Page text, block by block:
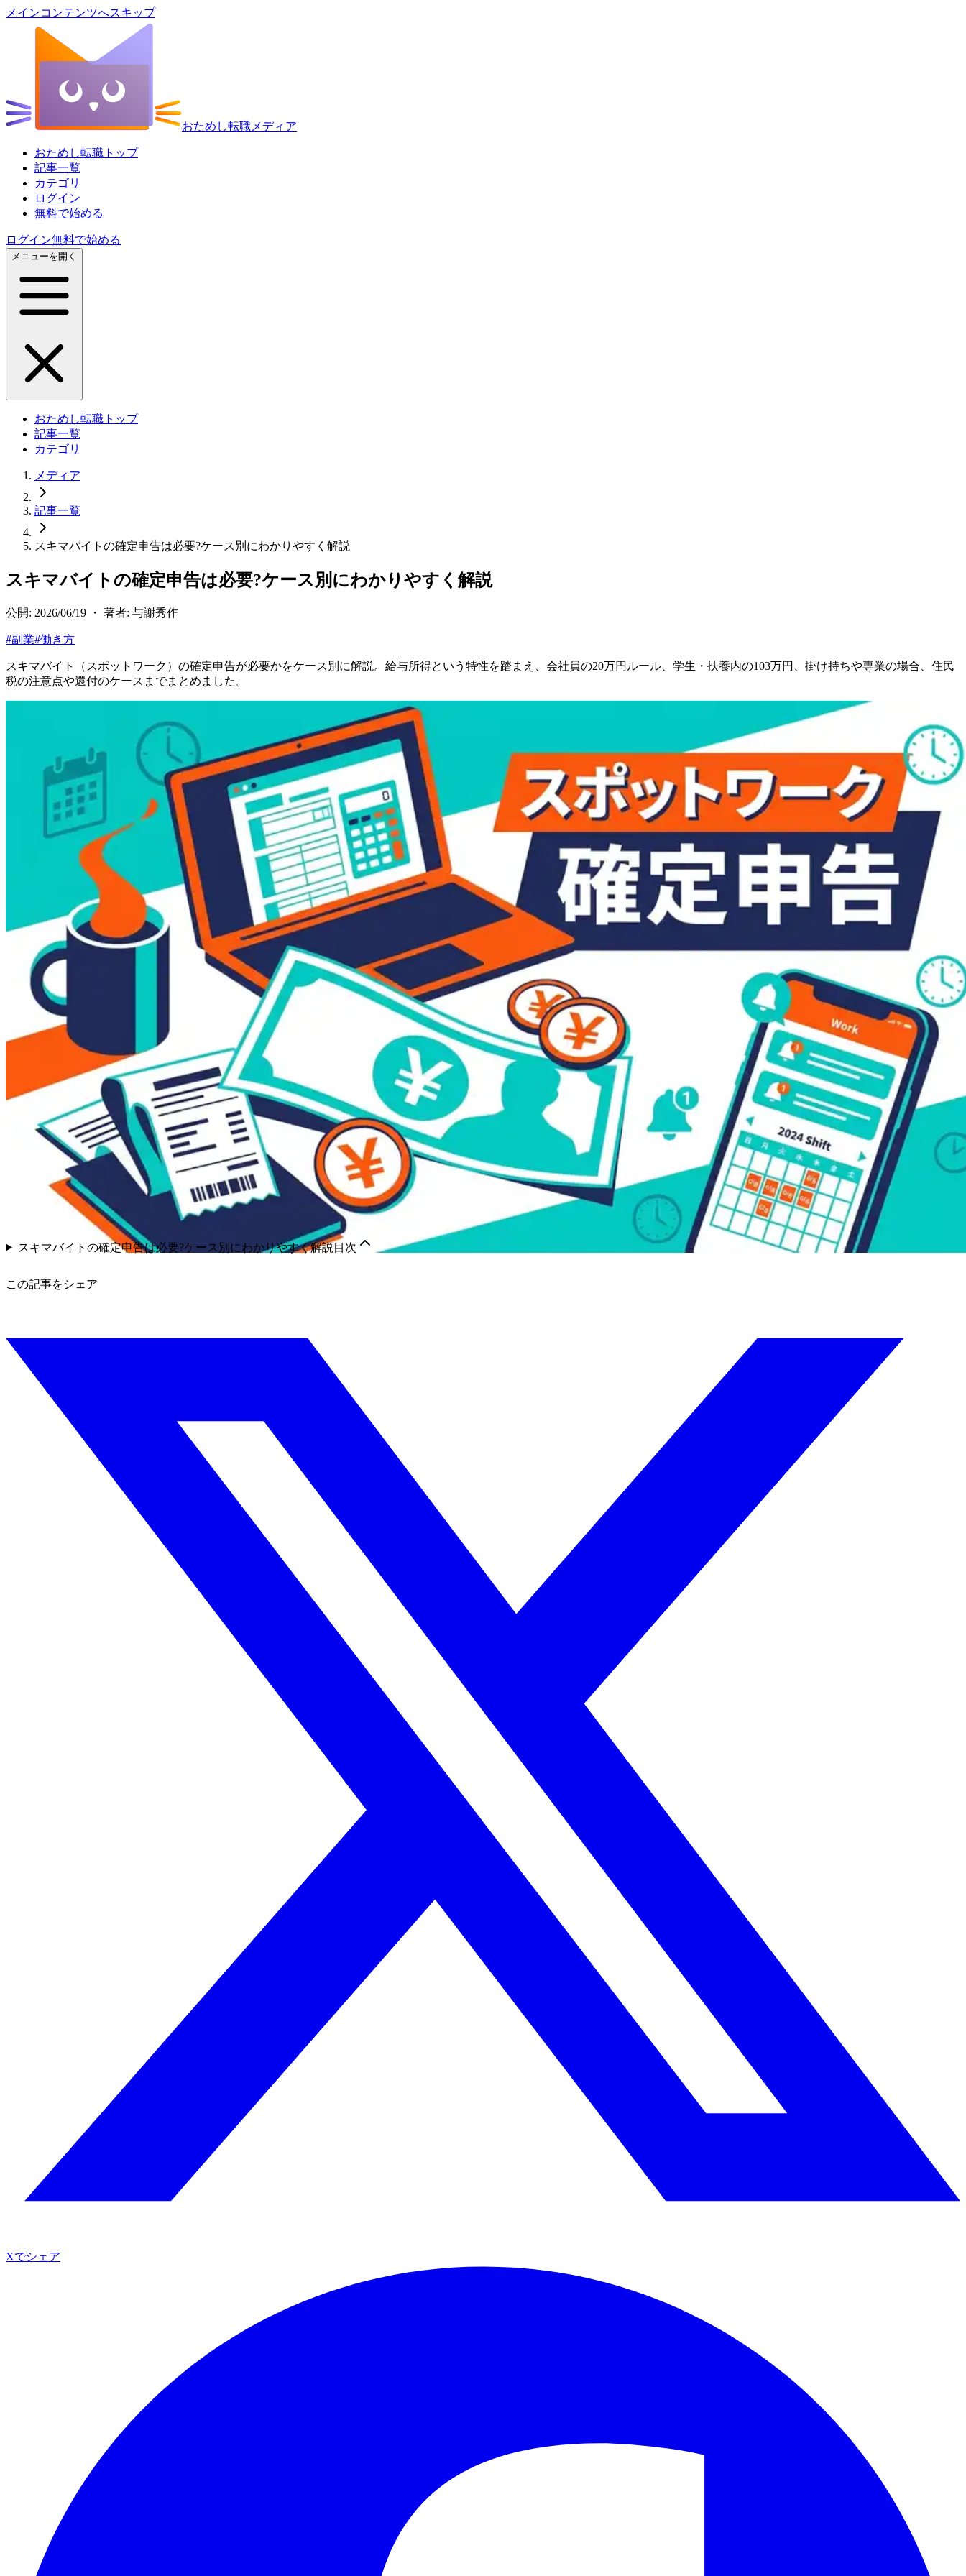
メインコンテンツへスキップ
おためし転職メディア
おためし転職トップ
記事一覧
カテゴリ
ログイン
無料で始める
ログイン無料で始める
メニューを開く
おためし転職トップ
記事一覧
カテゴリ
メディア
記事一覧
スキマバイトの確定申告は必要?ケース別にわかりやすく解説
スキマバイトの確定申告は必要?ケース別にわかりやすく解説
公開: 2026/06/19 ・ 著者: 与謝秀作
#副業#働き方
スキマバイト（スポットワーク）の確定申告が必要かをケース別に解説。給与所得という特性を踏まえ、会社員の20万円ルール、学生・扶養内の103万円、掛け持ちや専業の場合、住民
税の注意点や還付のケースまでまとめました。
スキマバイトの確定申告は必要?ケース別にわかりやすく解説 目次
この記事をシェア
Xでシェア